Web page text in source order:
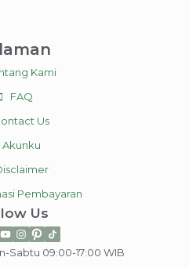
Kami
FAQ
Us
Akunku
Pembayaran
Us
Sabtu 09:00-17:00 WIB